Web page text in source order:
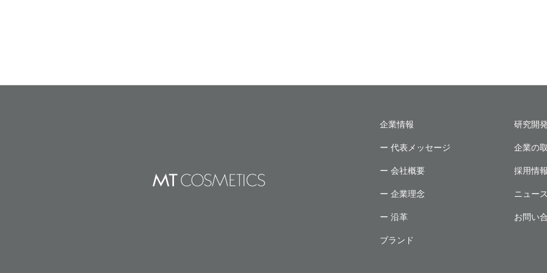
企業情報
ー 代表メッセージ
ー 会社概要
ー 企業理念
ー 沿革
ブランド
研究開発
企業の
採用情報
ニュース
お問い